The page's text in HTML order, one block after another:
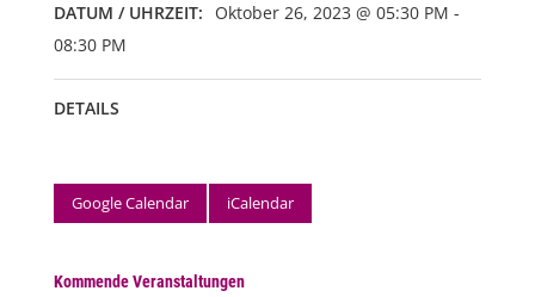
DATUM / UHRZEIT:
Oktober 26, 2023 @ 05:30 PM -
08:30 PM
DETAILS
Google Calendar iCalendar
Kommende Veranstaltungen